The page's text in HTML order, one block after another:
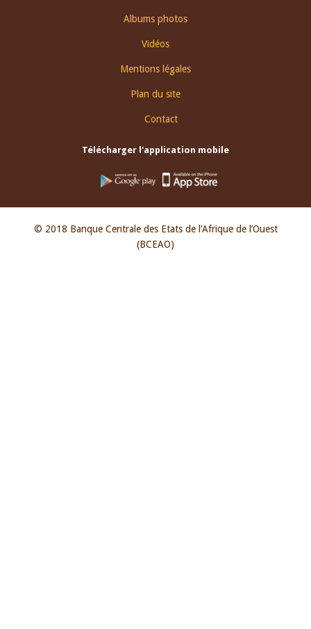
Albums photos
Vidéos
Mentions légales
Plan du site
Contact
Télécharger l'application mobile
© 2018 Banque Centrale des Etats de l’Afrique de l’Ouest
(BCEAO)